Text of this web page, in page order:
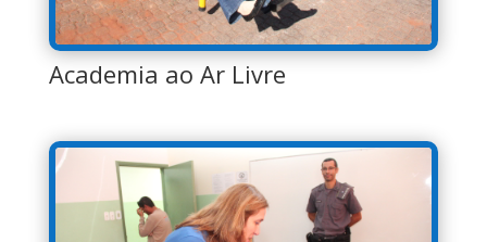
Academia ao Ar Livre